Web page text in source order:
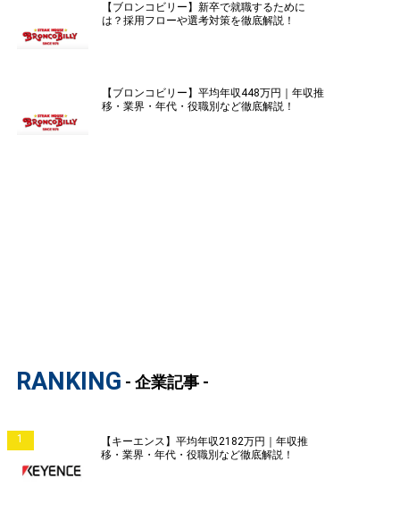
【ブロンコビリー】新卒で就職するために
は？採用フローや選考対策を徹底解説！
【ブロンコビリー】平均年収448万円｜年収推
移・業界・年代・役職別など徹底解説！
RANKING - 企業記事 -
1
【キーエンス】平均年収2182万円｜年収推
移・業界・年代・役職別など徹底解説！